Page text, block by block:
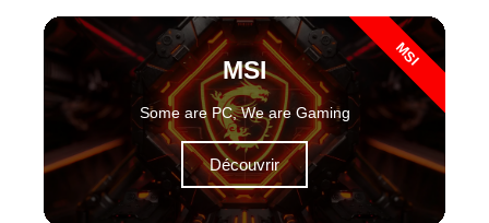
MSI
Some are PC, We are Gaming
Découvrir
MSI